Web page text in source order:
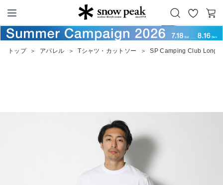
Snow Peak
お
気
カ
ー
トップ ＞ アパレル ＞ Tシャツ・カットソー ＞ SP Camping Club Long